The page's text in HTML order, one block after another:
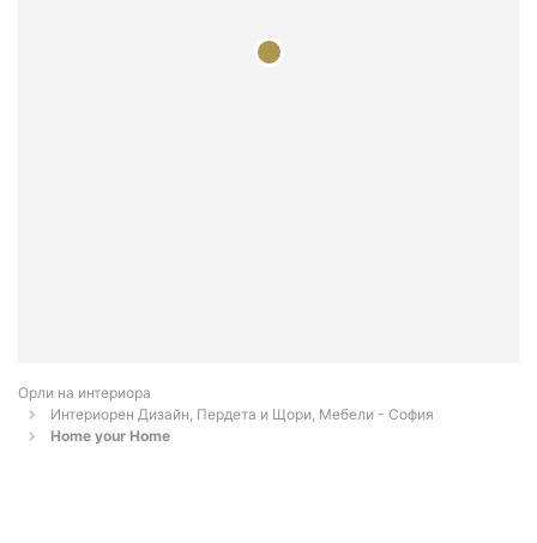
Орли на интериора
Интериорен Дизайн, Пердета и Щори, Мебели - София
Home your Home